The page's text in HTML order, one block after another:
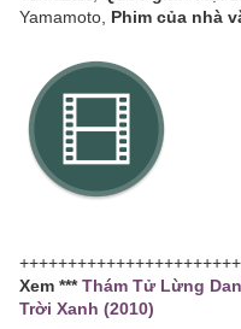
Yamamoto, Phim của nhà
Xem ***Thám Tử Lừng
Trời Xanh (2010)